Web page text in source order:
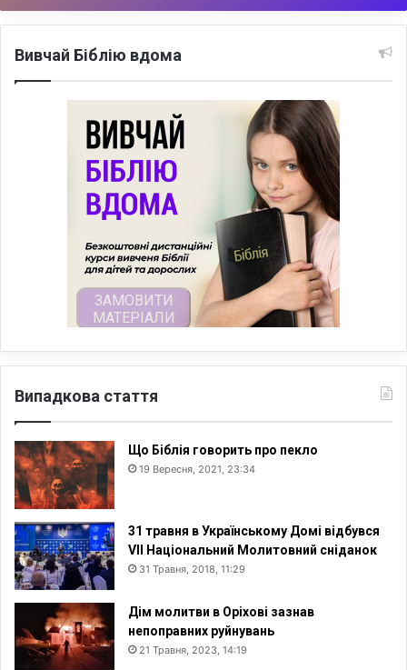
Вивчай Біблію вдома
Випадкова стаття
Що Біблія говорить про пекло
19 Вересня, 2021, 23:34
31 травня в Українському Домі відбувся
VII Національний Молитовний сніданок
31 Травня, 2018, 11:29
Дім молитви в Оріхові зазнав
непоправних руйнувань
21 Травня, 2023, 14:19